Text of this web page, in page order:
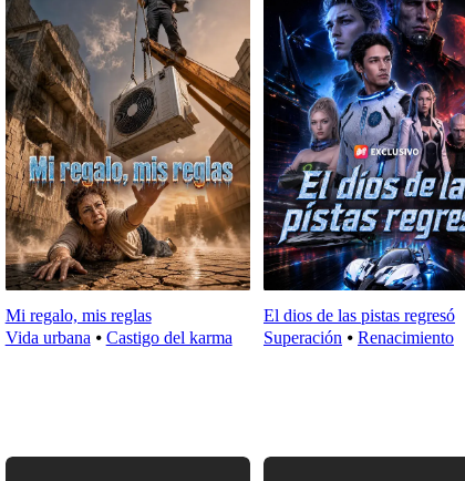
Mi regalo, mis reglas
Vida urbana ⦁ Castigo del karma
El dios de las pistas regresó
Superación ⦁ Renacimiento